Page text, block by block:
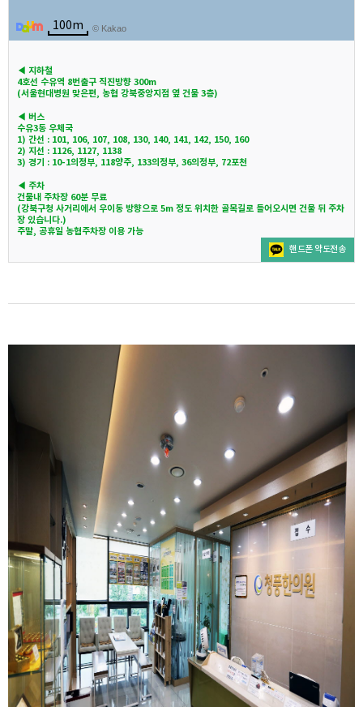
100m © Kakao
◀ 지하철
4호선 수유역 8번출구 직진방향 300m
(서울현대병원 맞은편, 농협 강북중앙지점 옆 건물 3층)
◀ 버스
수유3동 우체국
1) 간선 : 101, 106, 107, 108, 130, 140, 141, 142, 150, 160
2) 지선 : 1126, 1127, 1138
3) 경기 : 10-1의정부, 118양주, 133의정부, 36의정부, 72포천
◀ 주차
건물내 주차장 60분 무료
(강북구청 사거리에서 우이동 방향으로 5m 정도 위치한 골목길로 들어오시면 건물 뒤 주차
장 있습니다.)
주말, 공휴일 농협주차장 이용 가능
핸드폰 약도전송